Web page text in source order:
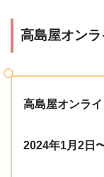
高島屋オン
高島屋オンラ
2024年1月2日